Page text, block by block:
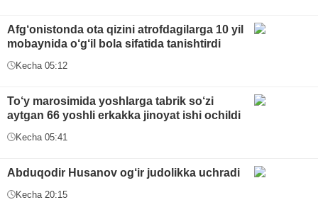
Afg‘onistonda ota qizini atrofdagilarga 10 yil
mobaynida o‘g‘il bola sifatida tanishtirdi
Kecha 05:12
To‘y marosimida yoshlarga tabrik so‘zi
aytgan 66 yoshli erkakka jinoyat ishi ochildi
Kecha 05:41
Abduqodir Husanov og‘ir judolikka uchradi
Kecha 20:15